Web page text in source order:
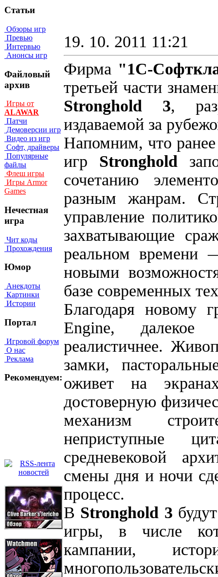
Статьи
Обзоры игр
Превью
Интервью
Анонсы игр
Файловый
архив
Игры от
ALAWAR
Патчи
Демоверсии игр
Видео из игр
Софт, драйверы
Популярные
файлы
Флеш игры
Игры Armor
Games
Нечестная
игра
Чит коды
Прохождения
Юмор
Анекдоты
Картинки
Истории
Портал
Игровой форум
О нас
Реклама
Рекомендуем:
19. 10. 2011 11:21
Фирма "1С-
третьей части
Stronghold 3,
издаваемой за
Напомним, что
игр Stronghold
сочетанию
разным жанрам.
управление
захватывающие
реальном времени
новыми
базе современных
Благодаря новому
Engine, далекое
реалистичнее.
замки,
оживет на
достоверную
механизм
неприступные
средневековой
смены дня и ночи
процесс.
В Stronghold 3
игры, в числе
кампании,